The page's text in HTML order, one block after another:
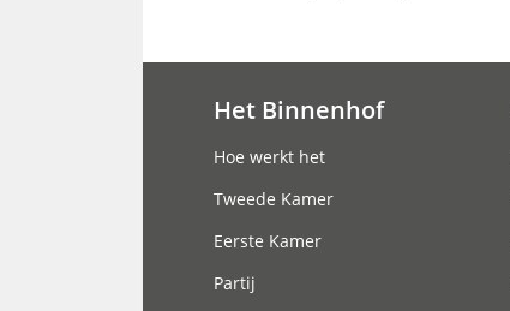
Het Binnenhof
Hoe werkt het
Tweede Kamer
Eerste Kamer
Partij